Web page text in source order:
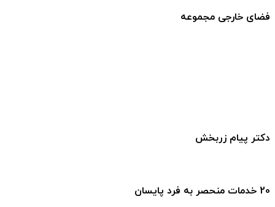
فضای خارجی مجموعه
دکتر پیام زربخش
20 خدمات منحصر به فرد پایسان